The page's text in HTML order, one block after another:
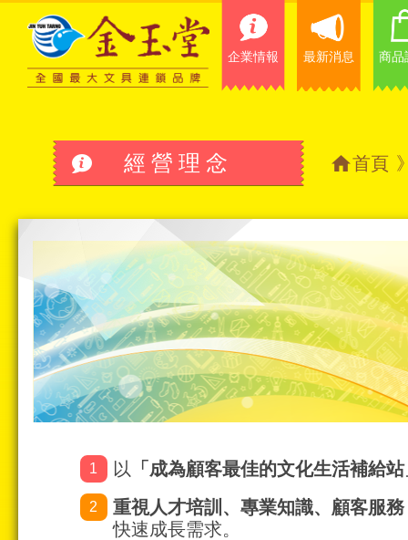
企業情報 最新消息 商品
經營理念 首頁
1 以 「成為顧客最佳的文化生活補給
2 重視人才培訓、專業知識、顧客服務
快速成長需求。